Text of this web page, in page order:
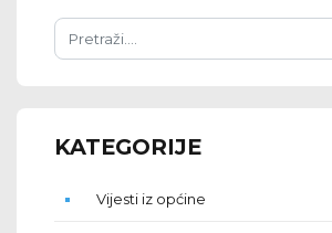
KATEGORIJE
Vijesti iz općine